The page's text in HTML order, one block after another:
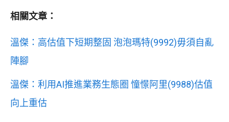
相關文章：
溫傑：高估值下短期整固 泡泡瑪特(9992)毋須自亂
陣腳
溫傑：利用AI推進業務生態圈 憧憬阿里(9988)估值
向上重估